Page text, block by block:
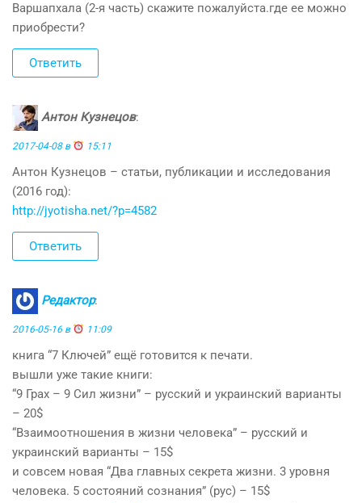
Варшапхала (2-я часть) скажите пожалуйста.где ее можно
приобрести?
Ответить
Антон Кузнецов:
2017-04-08 в 15:11
Антон Кузнецов – статьи, публикации и исследования
(2016 год):
http://jyotisha.net/?p=4582
Ответить
Редактор:
2016-05-16 в 11:09
книга “7 Ключей” ещё готовится к печати.
вышли уже такие книги:
“9 Грах – 9 Сил жизни” – русский и украинский варианты
– 20$
“Взаимоотношения в жизни человека” – русский и
украинский варианты – 15$
и совсем новая “Два главных секрета жизни. 3 уровня
человека. 5 состояний сознания” (рус) – 15$